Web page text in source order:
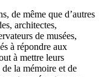
de même que d’autres
architectes,
de musées,
à répondre aux
à mettre leurs
la mémoire et de